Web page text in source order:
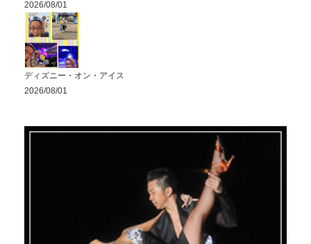
2026/08/01
ディズニー・オン・アイス
2026/08/01